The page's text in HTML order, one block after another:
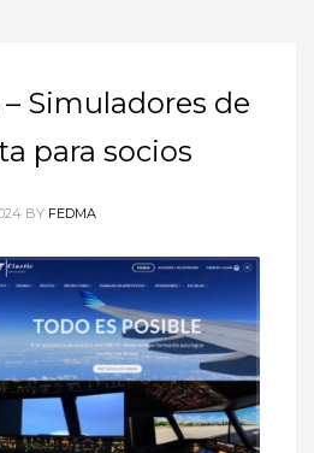
Simuladores de
para socios
BY FEDMA